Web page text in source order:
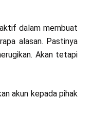
dalam membuat
alasan. Pastinya
Akan tetapi
akun kepada pihak